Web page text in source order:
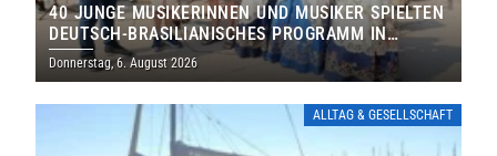
40 JUNGE MUSIKERINNEN UND MUSIKER SPIELTEN
DEUTSCH-BRASILIANISCHES PROGRAMM IN
THOLEY
Donnerstag, 6. August 2026
ALLTAG & GESELLSCHAFT